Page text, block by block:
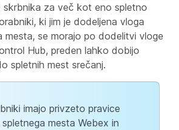
za več kot eno spletno
ki jim je dodeljena vloga
mesta, se morajo po dodelitvi vloge
Hub, preden lahko dobijo
spletnih mest srečanj.
imajo privzeto pravice
mesta Webex in